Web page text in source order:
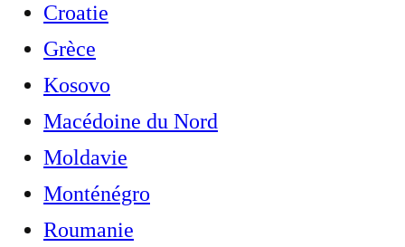
Croatie
Grèce
Kosovo
Macédoine du Nord
Moldavie
Monténégro
Roumanie